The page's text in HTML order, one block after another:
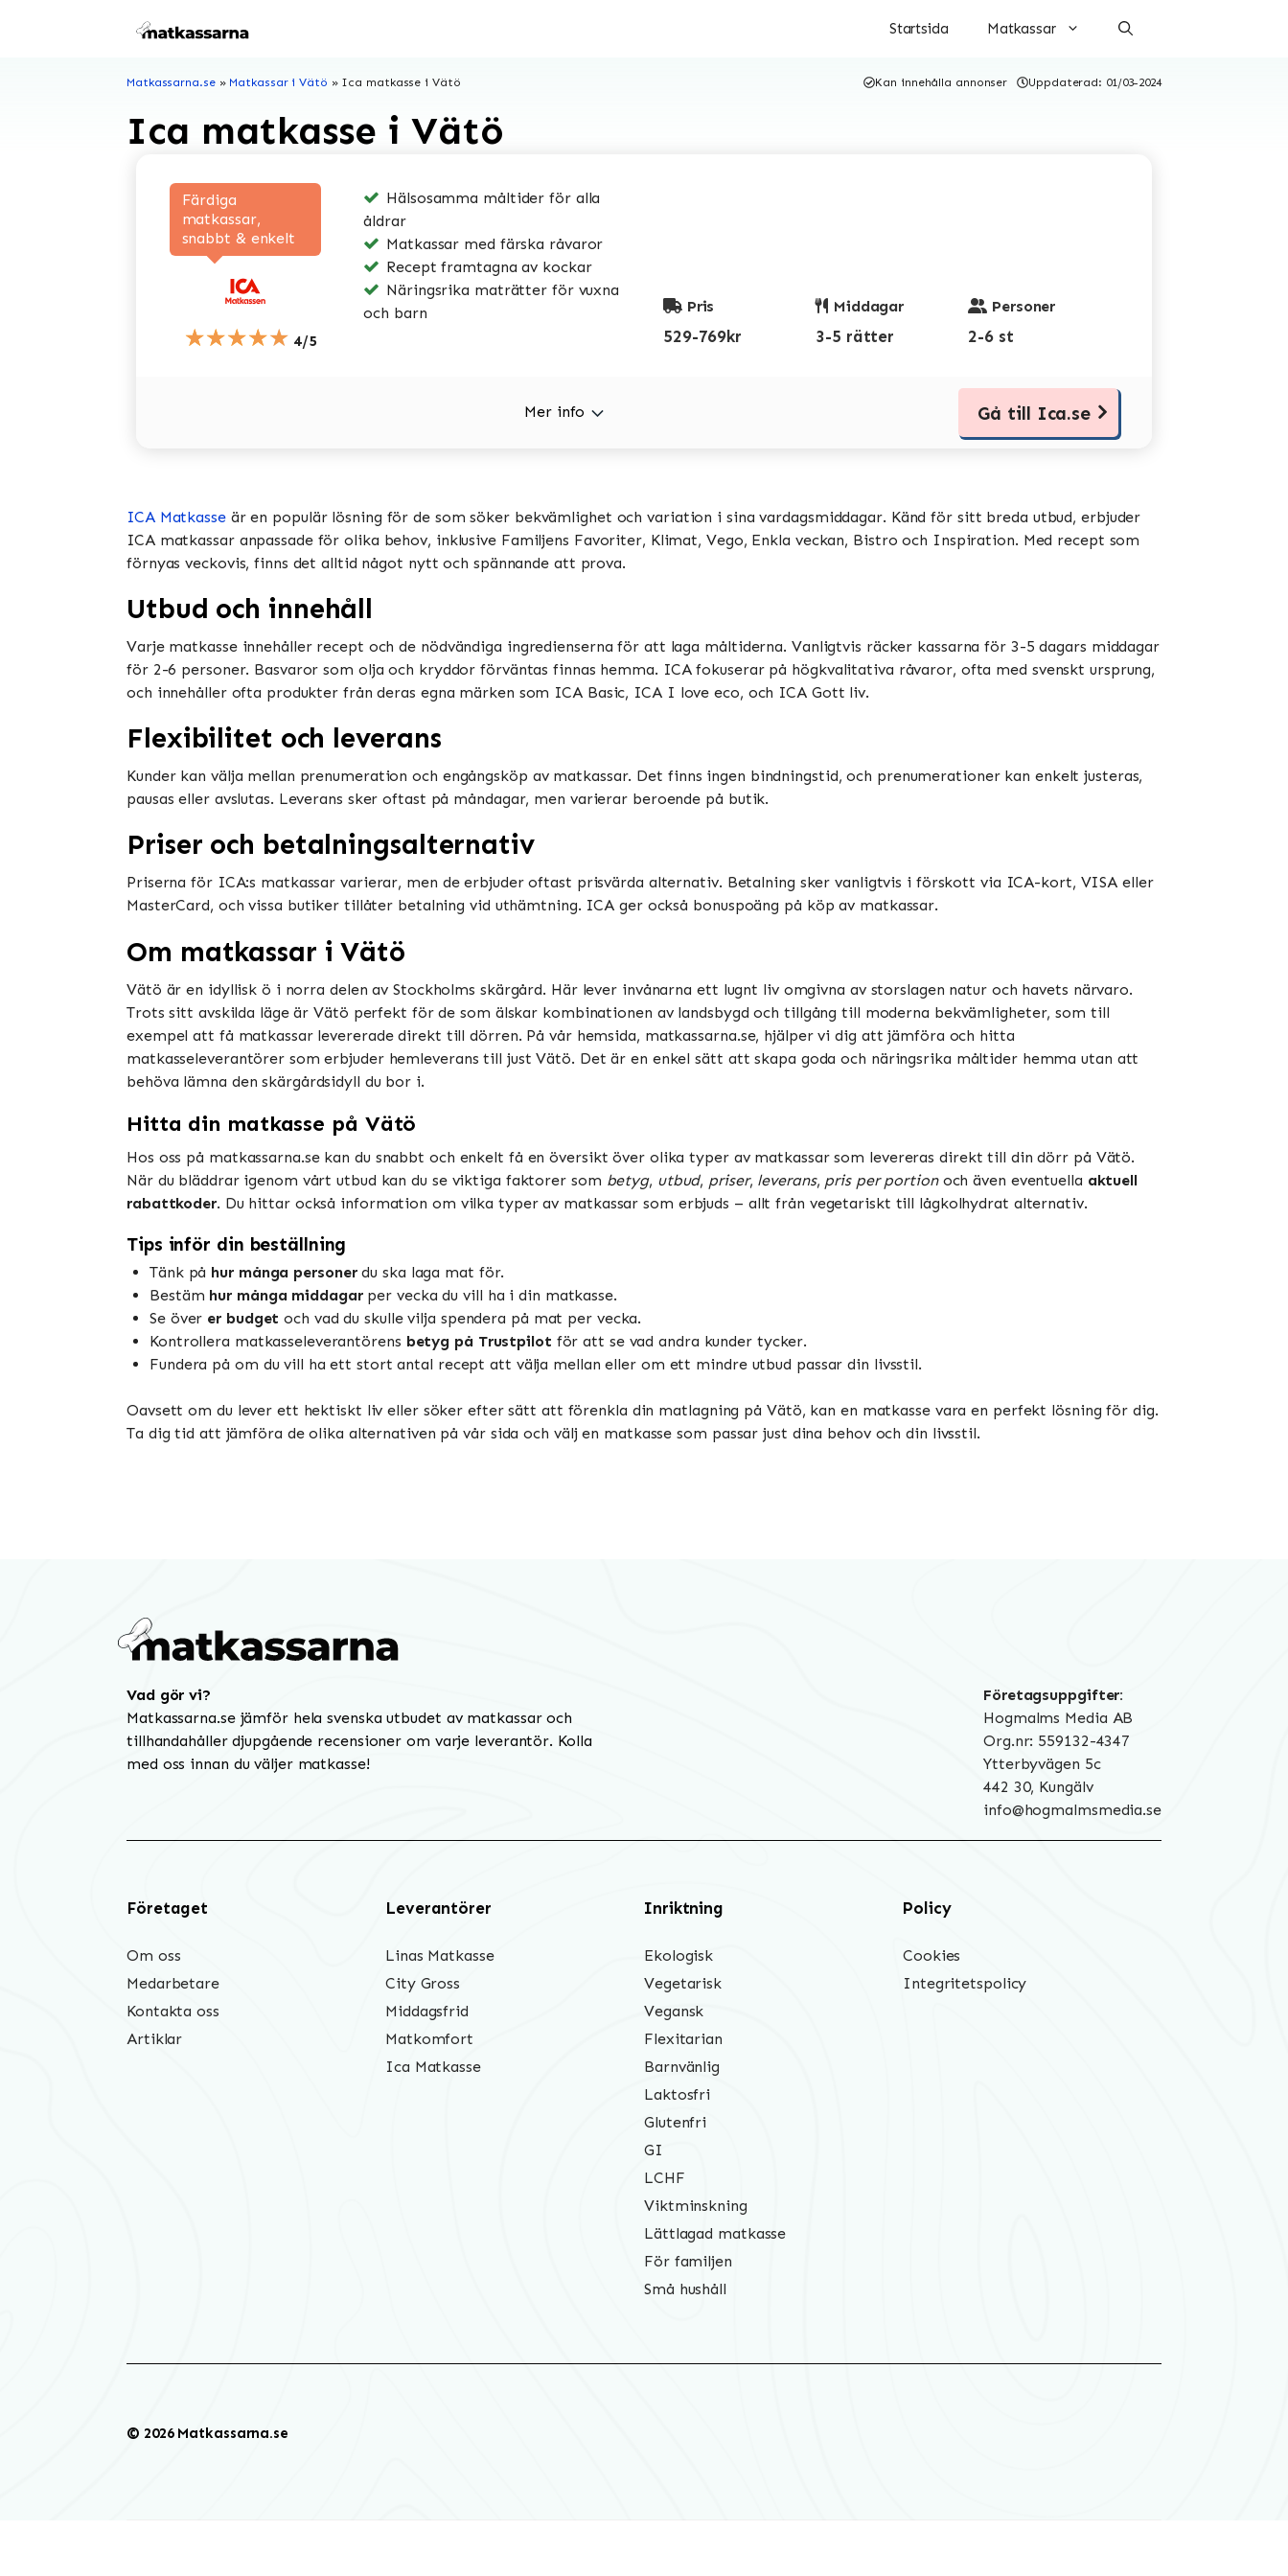
Startsida Matkassar
Matkassarna.se» Matkassar i Vätö » Ica matkasse i Vätö Kan innehålla annonser Uppdaterad: 01/03-2024
Ica matkasse i Vätö
Färdiga
matkassar,
snabbt & enkelt
★★★★★ 4/5
Hälsosamma måltider för alla
åldrar
Matkassar med färska råvaror
Recept framtagna av kockar
Näringsrika maträtter för vuxna
och barn
Pris
529-769kr
Middagar
3-5 rätter
Personer
2-6 st
Mer info Gå till Ica.se
ICA Matkasseär en populär lösning för de som söker bekvämlighet och variation i sina vardagsmiddagar. Känd för sitt breda utbud, erbjuder
ICA matkassar anpassade för olika behov, inklusive Familjens Favoriter, Klimat, Vego, Enkla veckan, Bistro och Inspiration​​​​. Med recept som
förnyas veckovis, finns det alltid något nytt och spännande att prova​​.
Utbud och innehåll
Varje matkasse innehåller recept och de nödvändiga ingredienserna för att laga måltiderna. Vanligtvis räcker kassarna för 3-5 dagars middagar
för 2-6 personer. Basvaror som olja och kryddor förväntas finnas hemma​​. ICA fokuserar på högkvalitativa råvaror, ofta med svenskt ursprung,
och innehåller ofta produkter från deras egna märken som ICA Basic, ICA I love eco, och ICA Gott liv​​.
Flexibilitet och leverans
Kunder kan välja mellan prenumeration och engångsköp av matkassar. Det finns ingen bindningstid, och prenumerationer kan enkelt justeras,
pausas eller avslutas. Leverans sker oftast på måndagar, men varierar beroende på butik​​​​.
Priser och betalningsalternativ
Priserna för ICA:s matkassar varierar, men de erbjuder oftast prisvärda alternativ. Betalning sker vanligtvis i förskott via ICA-kort, VISA eller
MasterCard, och vissa butiker tillåter betalning vid uthämtning. ICA ger också bonuspoäng på köp av matkassar​​.
Om matkassar i Vätö
Vätö är en idyllisk ö i norra delen av Stockholms skärgård. Här lever invånarna ett lugnt liv omgivna av storslagen natur och havets närvaro.
Trots sitt avskilda läge är Vätö perfekt för de som älskar kombinationen av landsbygd och tillgång till moderna bekvämligheter, som till
exempel att få matkassar levererade direkt till dörren. På vår hemsida, matkassarna.se, hjälper vi dig att jämföra och hitta
matkasseleverantörer som erbjuder hemleverans till just Vätö. Det är en enkel sätt att skapa goda och näringsrika måltider hemma utan att
behöva lämna den skärgårdsidyll du bor i.
Hitta din matkasse på Vätö
Hos oss på matkassarna.se kan du snabbt och enkelt få en översikt över olika typer av matkassar som levereras direkt till din dörr på Vätö.
När du bläddrar igenom vårt utbud kan du se viktiga faktorer som betyg, utbud, priser, leverans, pris per portionoch även eventuella aktuell
rabattkoder. Du hittar också information om vilka typer av matkassar som erbjuds – allt från vegetariskt till lågkolhydrat alternativ.
Tips inför din beställning
Tänk på hur många personerdu ska laga mat för.
Bestäm hur många middagarper vecka du vill ha i din matkasse.
Se över er budget och vad du skulle vilja spendera på mat per vecka.
Kontrollera matkasseleverantörens betyg på Trustpilot för att se vad andra kunder tycker.
Fundera på om du vill ha ett stort antal recept att välja mellan eller om ett mindre utbud passar din livsstil.
Oavsett om du lever ett hektiskt liv eller söker efter sätt att förenkla din matlagning på Vätö, kan en matkasse vara en perfekt lösning för dig.
Ta dig tid att jämföra de olika alternativen på vår sida och välj en matkasse som passar just dina behov och din livsstil.
Vad gör vi?
Matkassarna.se jämför hela svenska utbudet av matkassar och
tillhandahåller djupgående recensioner om varje leverantör. Kolla
med oss innan du väljer matkasse!
Företagsuppgifter:
Hogmalms Media AB
Org.nr: 559132-4347
Ytterbyvägen 5c
442 30, Kungälv
info@hogmalmsmedia.se
Företaget
Om oss
Medarbetare
Kontakta oss
Artiklar
Leverantörer
Linas Matkasse
City Gross
Middagsfrid
Matkomfort
Ica Matkasse
Inriktning
Ekologisk
Vegetarisk
Vegansk
Flexitarian
Barnvänlig
Laktosfri
Glutenfri
GI
LCHF
Viktminskning
Lättlagad matkasse
För familjen
Små hushåll
Policy
Cookies
Integritetspolicy
© 2026 Matkassarna.se